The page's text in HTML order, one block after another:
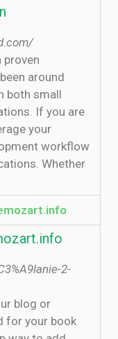
around
both small
If you are
your
workflow
Whether
2-
blog or
for your book